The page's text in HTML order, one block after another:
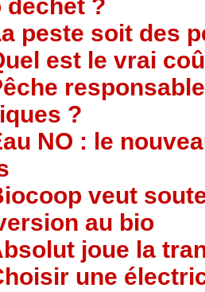
déchet ?
peste soit des
est le vrai
?
NO : le
veut
au bio
joue la
une